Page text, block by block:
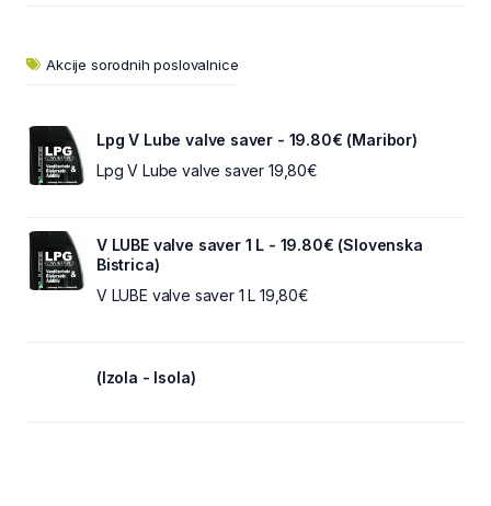
Akcije sorodnih poslovalnice
Lpg V Lube valve saver - 19.80€ (Maribor)
Lpg V Lube valve saver 19,80€
V LUBE valve saver 1 L - 19.80€ (Slovenska
Bistrica)
V LUBE valve saver 1 L 19,80€
(Izola - Isola)